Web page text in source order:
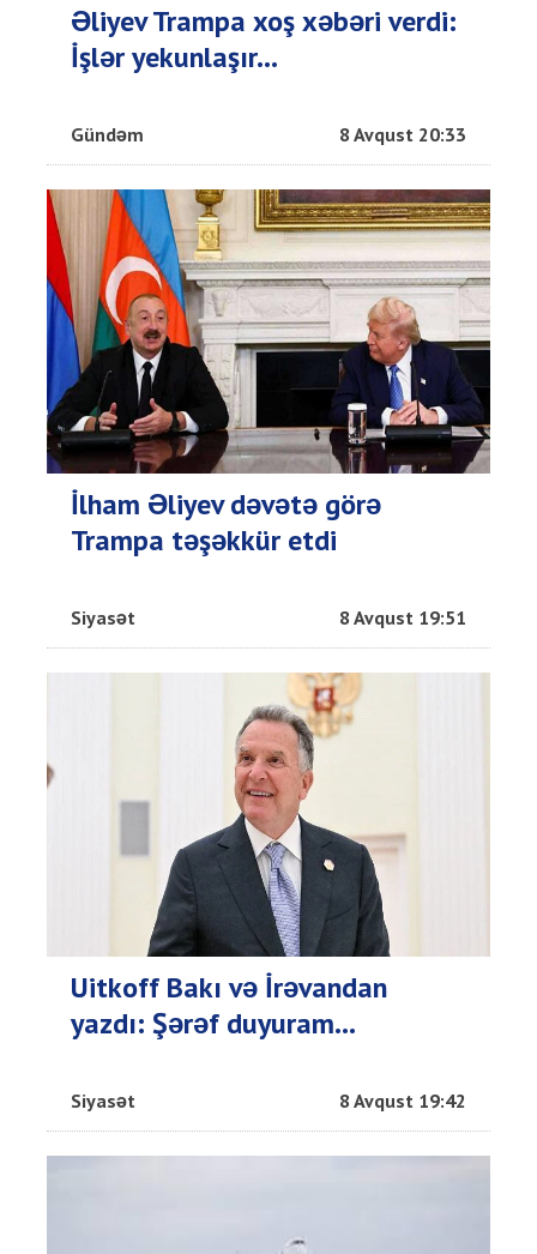
Əliyev Trampa xoş xəbəri verdi:
İşlər yekunlaşır...
Gündəm 8 Avqust 20:33
İlham Əliyev dəvətə görə
Trampa təşəkkür etdi
Siyasət 8 Avqust 19:51
Uitkoff Bakı və İrəvandan
yazdı: Şərəf duyuram...
Siyasət 8 Avqust 19:42